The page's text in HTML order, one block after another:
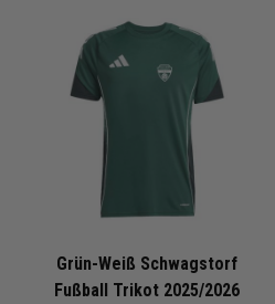
Grün-Weiß Schwagstorf
Fußball Trikot 2025/2026